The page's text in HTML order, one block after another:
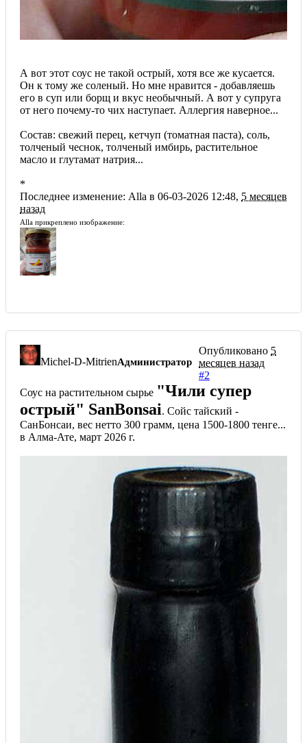
А вот этот соус не такой острый, хотя все же кусается.
Он к тому же соленый. Но мне нравится - добавляешь
его в суп или борщ и вкус необычный. А вот у супруга
от него почему-то чих наступает. Аллергия наверное...
Состав: свежий перец, кетчуп (томатная паста), соль,
толченый чеснок, толченый имбирь, растительное
масло и глутамат натрия...
*
Последнее изменение: Alla в 06-03-2026 12:48, 5 месяцев
назад
Alla прикреплено изображение:
Michel-D-MitrienАдминистратор
Опубликовано 5
месяцев назад
#2
Соус на растительном сырье "Чили супер
острый" SanBonsai. Сойс тайский -
СанБонсаи, вес нетто 300 грамм, цена 1500-1800 тенге...
в Алма-Ате, март 2026 г.